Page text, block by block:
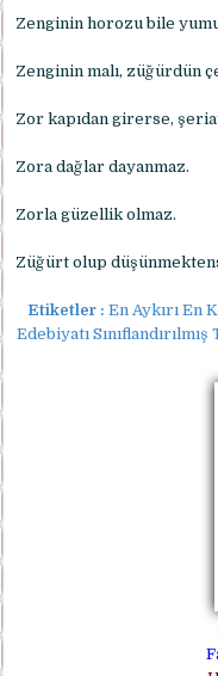
Zenginin horozu bile
Zenginin malı, züğürdün
Zor kapıdan girerse,
Zora dağlar dayanmaz.
Zorla güzellik olmaz.
Züğürt olup
Etiketler : En Aykırı En
Edebiyatı